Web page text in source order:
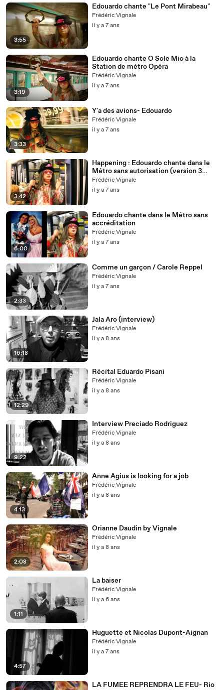
3:55
Edouardo chante "Le Pont Mirabeau"
Frédéric Vignale
il y a 7 ans
3:19
Edouardo chante O Sole Mio à la
Station de métro Opéra
Frédéric Vignale
il y a 7 ans
3:33
Y'a des avions- Edouardo
Frédéric Vignale
il y a 7 ans
3:42
Happening : Edouardo chante dans le
Métro sans autorisation (version 3
minutes)
Frédéric Vignale
il y a 7 ans
6:00
Edouardo chante dans le Métro sans
accréditation
Frédéric Vignale
il y a 7 ans
2:33
Comme un garçon / Carole Reppel
Frédéric Vignale
il y a 7 ans
16:18
Jala Aro (interview)
Frédéric Vignale
il y a 8 ans
12:29
Récital Eduardo Pisani
Frédéric Vignale
il y a 8 ans
9:22
Interview Preciado Rodriguez
Frédéric Vignale
il y a 8 ans
4:13
Anne Agius is looking for a job
Frédéric Vignale
il y a 8 ans
2:08
Orianne Daudin by Vignale
Frédéric Vignale
il y a 8 ans
1:11
La baiser
Frédéric Vignale
il y a 6 ans
4:57
Huguette et Nicolas Dupont-Aignan
Frédéric Vignale
il y a 7 ans
LA FUMEE REPRENDRA LE FEU- Rio